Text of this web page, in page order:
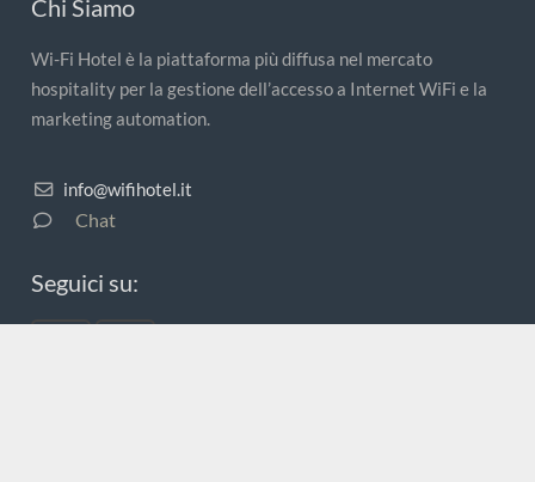
Chi Siamo
Wi-Fi Hotel è la piattaforma più diffusa nel mercato
hospitality per la gestione dell’accesso a Internet WiFi e la
marketing automation.
info@wifihotel.it
Chat
Seguici su: